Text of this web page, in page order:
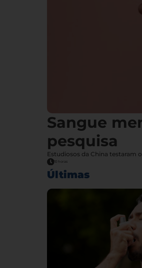
Sangue
pesquisa
Estudiosos da China testaram
10 horas
Últimas